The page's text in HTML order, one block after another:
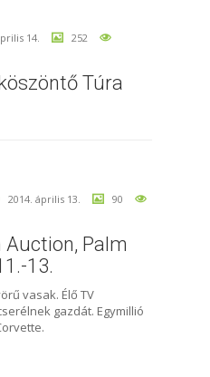
14.
252
Túra
2014. április 13.
90
Palm
13.
vasak. Élő TV
gazdát. Egymillió